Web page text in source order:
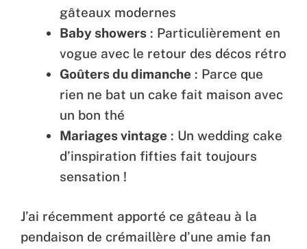
gâteaux modernes
Baby showers : Particulièrement en
vogue avec le retour des décos rétro
Goûters du dimanche : Parce que
rien ne bat un cake fait maison avec
un bon thé
Mariages vintage : Un wedding cake
d’inspiration fifties fait toujours
sensation !
J’ai récemment apporté ce gâteau à la
pendaison de crémaillère d’une amie fan